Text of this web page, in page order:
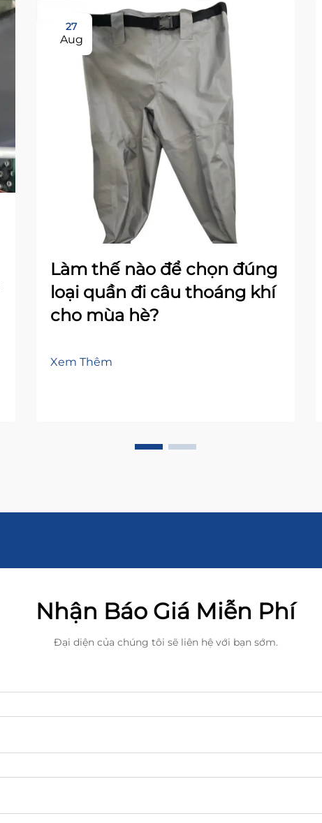
27
Aug
Làm thế nào để chọn đúng
loại quần đi câu thoáng khí
cho mùa hè?
Xem Thêm
Nhận Báo Giá Miễn Phí
Đại diện của chúng tôi sẽ liên hệ với bạn sớm.